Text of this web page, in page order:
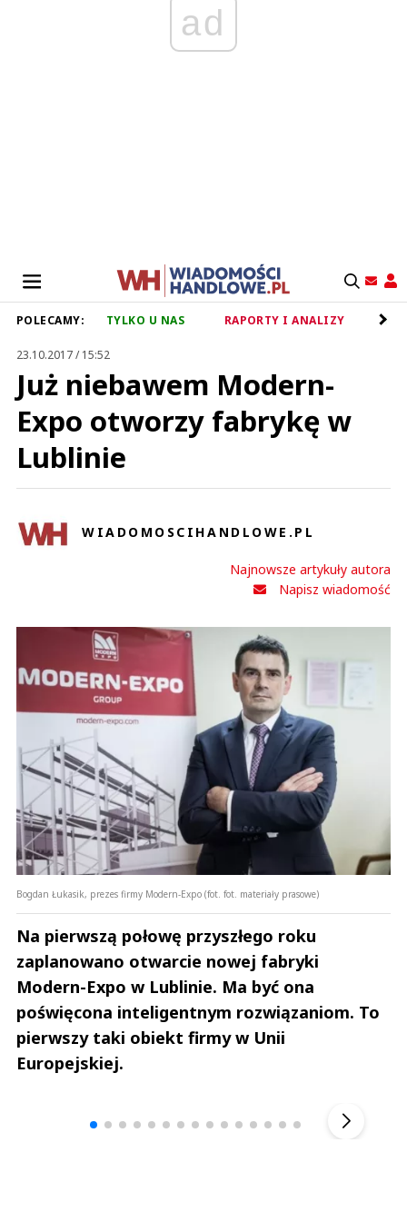
ad
POLECAMY: TYLKO U NAS RAPORTY I ANALIZY
23.10.2017 / 15:52
Już niebawem Modern-
Expo otworzy fabrykę w
Lublinie
WIADOMOSCIHANDLOWE.PL
Najnowsze artykuły autora
Napisz wiadomość
Bogdan Łukasik, prezes firmy Modern-Expo (fot. fot. materiały prasowe)
Na pierwszą połowę przyszłego roku
zaplanowano otwarcie nowej fabryki
Modern-Expo w Lublinie. Ma być ona
poświęcona inteligentnym rozwiązaniom. To
pierwszy taki obiekt firmy w Unii
Europejskiej.